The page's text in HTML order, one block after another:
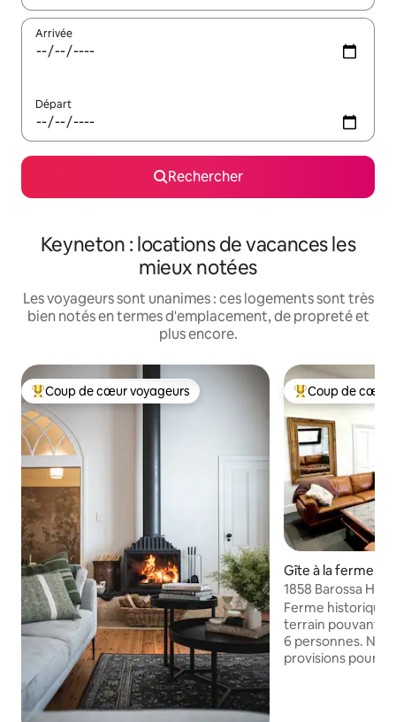
Arrivée
Départ
Rechercher
Keyneton : locations de vacances les
mieux notées
Les voyageurs sont unanimes : ces logements sont très
bien notés en termes d'emplacement, de propreté et
plus encore.
Coups de cœur voyageurs les plus appréciés
Coup de cœur voyageurs Coups de cœur
Coup de cœur
Gîte à la ferme ⋅
1858 Barossa
ferme.
Ferme historique
terrain pouvant
6 personnes. Nous fournissons des
provisions pour